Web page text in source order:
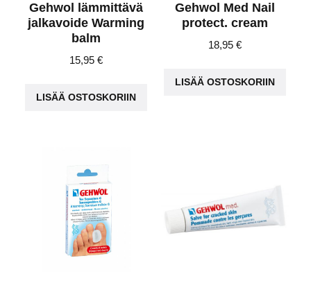
Gehwol lämmittävä
jalkavoide Warming
balm
15,95€
LISÄÄ OSTOSKORIIN
Gehwol Med Nail
protect. cream
18,95 €
LISÄÄ OSTOSKORIIN